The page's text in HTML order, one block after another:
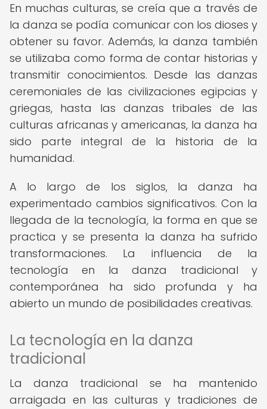
En muchas culturas, se creía que a través de
la danza se podía comunicar con los dioses y
obtener su favor. Además, la danza también
se utilizaba como forma de contar historias y
transmitir conocimientos. Desde las danzas
ceremoniales de las civilizaciones egipcias y
griegas, hasta las danzas tribales de las
culturas africanas y americanas, la danza ha
sido parte integral de la historia de la
humanidad.
A lo largo de los siglos, la danza ha
experimentado cambios significativos. Con la
llegada de la tecnología, la forma en que se
practica y se presenta la danza ha sufrido
transformaciones. La influencia de la
tecnología en la danza tradicional y
contemporánea ha sido profunda y ha
abierto un mundo de posibilidades creativas.
La tecnología en la danza
tradicional
La danza tradicional se ha mantenido
arraigada en las culturas y tradiciones de